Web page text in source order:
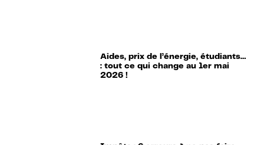
Aides, prix de l’énergie, étudiants…
: tout ce qui change au 1er mai
2026 !